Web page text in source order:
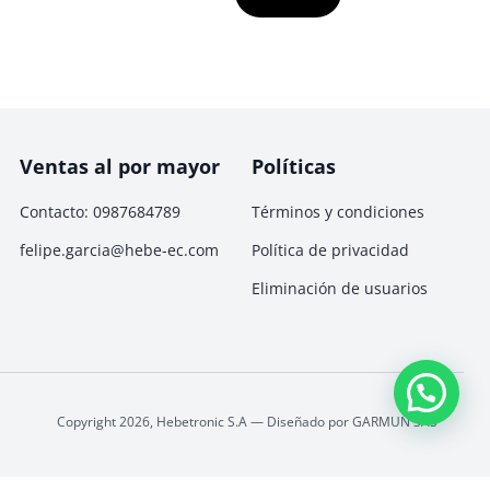
Ventas al por mayor
Contacto: 0987684789
felipe.garcia@hebe-ec.com
Políticas
Términos y condiciones
Política de privacidad
Eliminación de usuarios
Copyright 2026, Hebetronic S.A — Diseñado por GARMUN SAS